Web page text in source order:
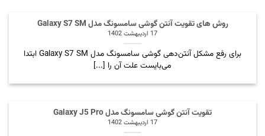
روش های تقویت آنتن گوشی سامسونگ مدل Galaxy S7 SM
17 اردیبهشت 1402
برای رفع مشکل آنتن‌دهی گوشی سامسونگ مدل Galaxy S7 SM ابتدا
می‌بایست علت آن را [...]
تقویت آنتن گوشی سامسونگ مدل Galaxy J5 Pro
17 اردیبهشت 1402